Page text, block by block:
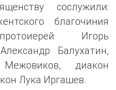
сослужили:
благочиния
Игорь
Балухатин,
диакон
Лука Иргашев.